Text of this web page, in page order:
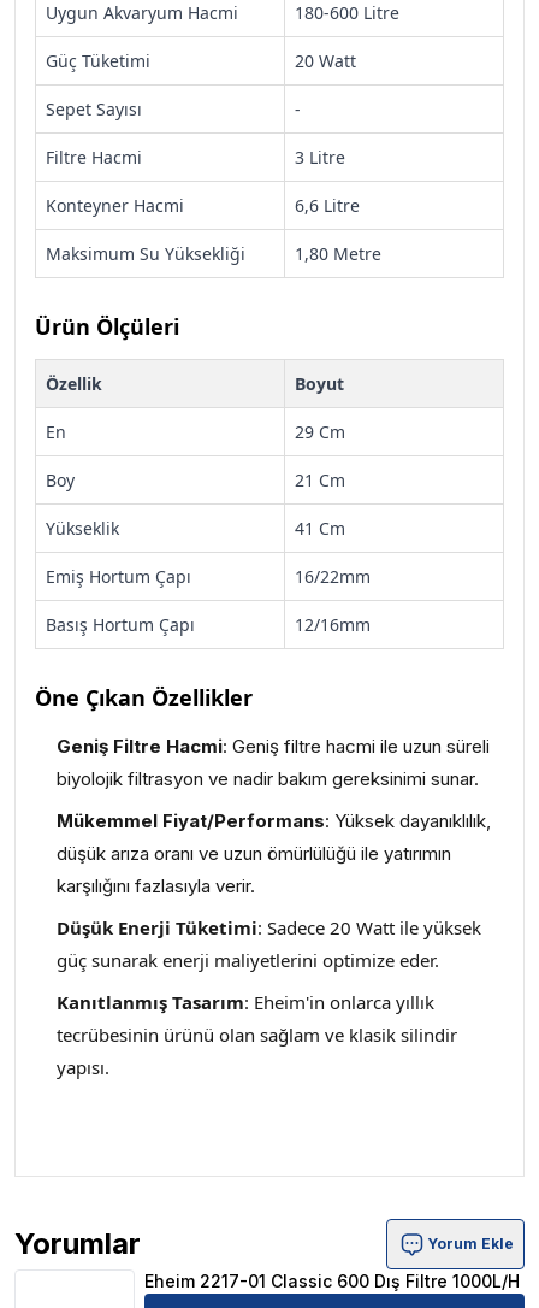
Uygun Akvaryum Hacmi 180-600 Litre
Güç Tüketimi 20 Watt
Sepet Sayısı -
Filtre Hacmi 3 Litre
Konteyner Hacmi 6,6 Litre
Maksimum Su Yüksekliği 1,80 Metre
Ürün Ölçüleri
Özellik Boyut
En 29 Cm
Boy 21 Cm
Yükseklik 41 Cm
Emiş Hortum Çapı 16/22mm
Basış Hortum Çapı 12/16mm
Öne Çıkan Özellikler
Geniş Filtre Hacmi: Geniş filtre hacmi ile uzun süreli
biyolojik filtrasyon ve nadir bakım gereksinimi sunar.
Mükemmel Fiyat/Performans: Yüksek dayanıklılık,
düşük arıza oranı ve uzun ömürlülüğü ile yatırımın
karşılığını fazlasıyla verir.
Düşük Enerji Tüketimi: Sadece 20 Watt ile yüksek
güç sunarak enerji maliyetlerini optimize eder.
Kanıtlanmış Tasarım: Eheim'in onlarca yıllık
tecrübesinin ürünü olan sağlam ve klasik silindir
yapısı.
Yorumlar
Eheim 2217-01 Classic 600 Dış Filtre 1000L/H Ürün
Yorum Ekle
Eheim 2217-01 Classic 600 Dış Filtre 1000L/H